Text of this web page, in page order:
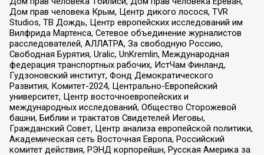
Дом прав человека Крым, Центр дикого лосося, TVR
Studios, ТВ Дождь, Центр европейских исследований им
Вилфрида Мартенса, Сетевое объединение журналистов
расследователей, АЛЛАТРА, За свободную Россию,
Свободная Бурятия, Uralic, UnKremlin, Международная
федерация транспортных рабочих, ИстЧам Финланд,
Гудзоновский институт, Фонд Демократического
Развития, Комитет-2024, Центрально-Европейский
университет, Центр восточноевропейских и
международных исследований, Общество Сторожевой
башни, Библии и трактатов Свидетелей Иеговы,
Гражданский Совет, Центр анализа европейской политики,
Академическая сеть Восточная Европа, Российский
комитет действия, РЭНД корпорейшн, Русская Америка за